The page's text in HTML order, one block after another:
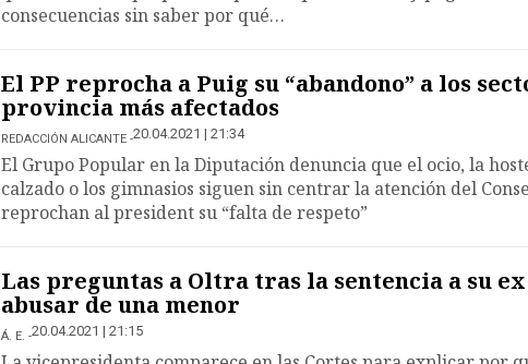
consecuencias sin saber por qué…
El PP reprocha a Puig su “abandono” a los
provincia más afectados
REDACCIÓN ALICANTE 20.04.2021 | 21:34
El Grupo Popular en la Diputación denuncia que el ocio, la
calzado o los gimnasios siguen sin centrar la atención del
reprochan al president su “falta de respeto”
Las preguntas a Oltra tras la sentencia a su
abusar de una menor
Á. E. 20.04.2021 | 21:15